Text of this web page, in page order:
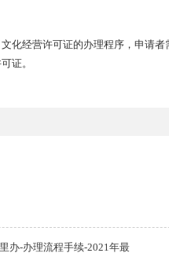
化经营许可证的办理程序，申请者
证。
办-办理流程手续-2021年最